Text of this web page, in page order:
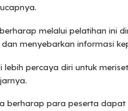
melalui pelatihan ini
menyebarkan informasi
lebih percaya diri untuk
berharap para peserta